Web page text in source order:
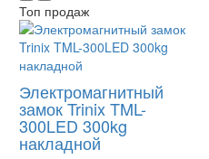
Топ продаж
Электромагнитный
замок Trinix TML-
300LED 300kg
накладной